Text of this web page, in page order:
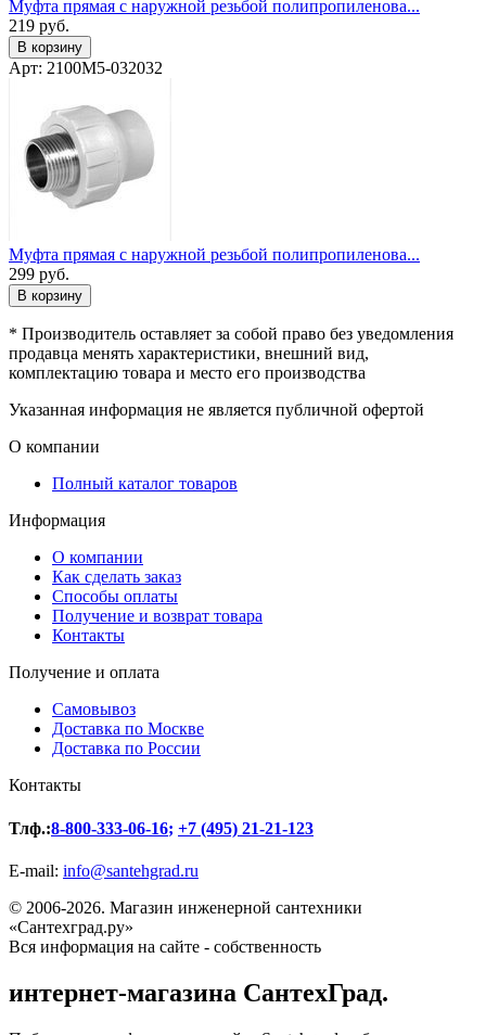
Муфта прямая с наружной резьбой полипропиленова...
219 руб.
В корзину
Арт: 2100M5-032032
Муфта прямая с наружной резьбой полипропиленова...
299 руб.
В корзину
* Производитель оставляет за собой право без уведомления
продавца менять характеристики, внешний вид,
комплектацию товара и место его производства
Указанная информация не является публичной офертой
О компании
Полный каталог товаров
Информация
О компании
Как сделать заказ
Способы оплаты
Получение и возврат товара
Контакты
Получение и оплата
Самовывоз
Доставка по Москве
Доставка по России
Контакты
Тлф.:8-800-333-06-16; +7 (495) 21-21-123
E-mail: info@santehgrad.ru
© 2006-2026. Магазин инженерной сантехники
«Сантехград.ру»
Вся информация на сайте - собственность
интернет-магазина СантехГрад.